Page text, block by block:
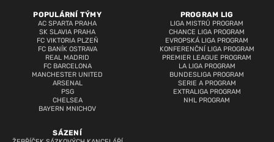
POPULÁRNÍ TÝMY
AC SPARTA PRAHA
SK SLAVIA PRAHA
FC VIKTORIA PLZEŇ
FC BANÍK OSTRAVA
REAL MADRID
FC BARCELONA
MANCHESTER UNITED
ARSENAL
PSG
CHELSEA
BAYERN MNICHOV
PROGRAM LIG
LIGA MISTRŮ PROGRAM
CHANCE LIGA PROGRAM
EVROPSKÁ LIGA PROGRAM
KONFERENČNÍ LIGA PROGRAM
PREMIER LEAGUE PROGRAM
LA LIGA PROGRAM
BUNDESLIGA PROGRAM
SERIE A PROGRAM
EXTRALIGA PROGRAM
NHL PROGRAM
SÁZENÍ